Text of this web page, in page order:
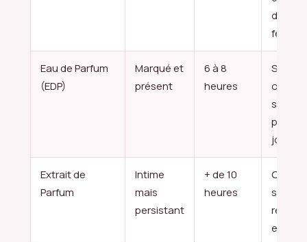
de
fermés.
Eau de Parfum
(EDP)
Marqué et
présent
6 à 8
heures
jour/
Extrait de
Parfum
Intime
mais
persistant
+ de 10
heures